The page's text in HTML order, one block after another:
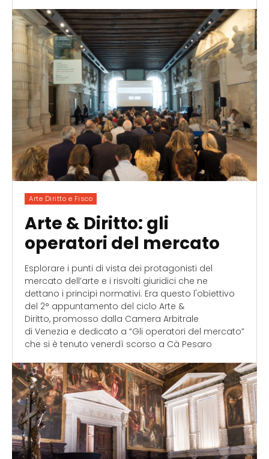
Arte Diritto e Fisco
Arte & Diritto: gli
operatori del mercato
Esplorare i punti di vista dei protagonisti del
mercato dell’arte e i risvolti giuridici che ne
dettano i principi normativi. Era questo l'obiettivo
del 2° appuntamento del ciclo Arte &
Diritto, promosso dalla Camera Arbitrale
di Venezia e dedicato a “Gli operatori del mercato”
che si è tenuto venerdì scorso a Cà Pesaro